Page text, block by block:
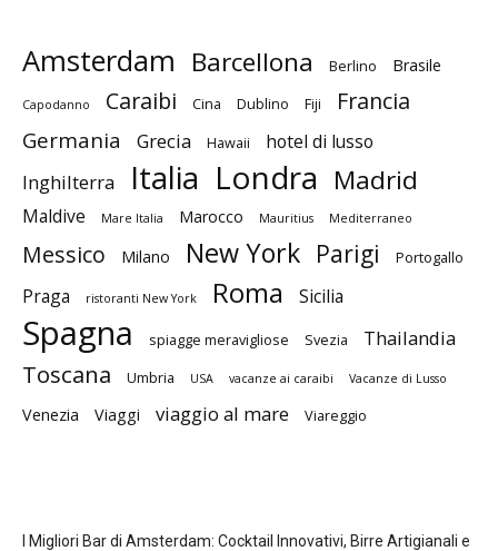
Amsterdam Barcellona Berlino Brasile
Capodanno Caraibi Cina Dublino Fiji Francia
Germania Grecia Hawaii hotel di lusso
Inghilterra Italia Londra Madrid
Maldive Mare Italia Marocco Mauritius Mediterraneo
Messico Milano New York Parigi Portogallo
Praga ristoranti New York Roma Sicilia
Spagna spiagge meravigliose Svezia Thailandia
Toscana Umbria USA vacanze ai caraibi Vacanze di Lusso
Venezia Viaggi viaggio al mare Viareggio
I Migliori Bar di Amsterdam: Cocktail Innovativi, Birre Artigianali e